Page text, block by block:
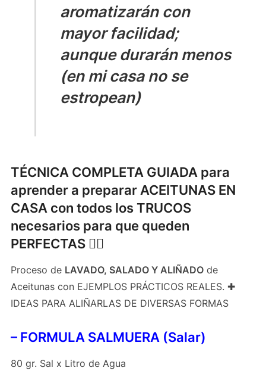
aromatizarán con
mayor facilidad;
aunque durarán menos
(en mi casa no se
estropean)
TÉCNICA COMPLETA GUIADA para
aprender a preparar ACEITUNAS EN
CASA con todos los TRUCOS
necesarios para que queden
PERFECTAS 👌🏻
Proceso de LAVADO, SALADO Y ALIÑADOde
Aceitunas con EJEMPLOS PRÁCTICOS REALES. ✚
IDEAS PARA ALIÑARLAS DE DIVERSAS FORMAS
– FORMULA SALMUERA (Salar)
80 gr. Sal x Litro de Agua